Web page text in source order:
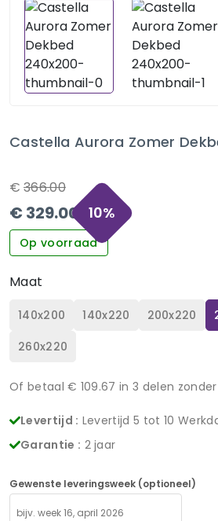
Castella Aurora Zomer
€ 366.00
€ 329.00 10%
Op voorraad
Maat
140x200 140x220 200x220
260x220
Of betaal € 109.67 in 3 delen
Levertijd : Levertijd 5 tot 10
Garantie : 2 jaar
Gewenste leveringsweek (optioneel)